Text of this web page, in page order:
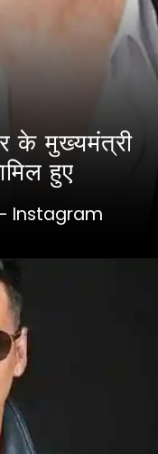
Instagram
के मुख्यमंत्री
हुए